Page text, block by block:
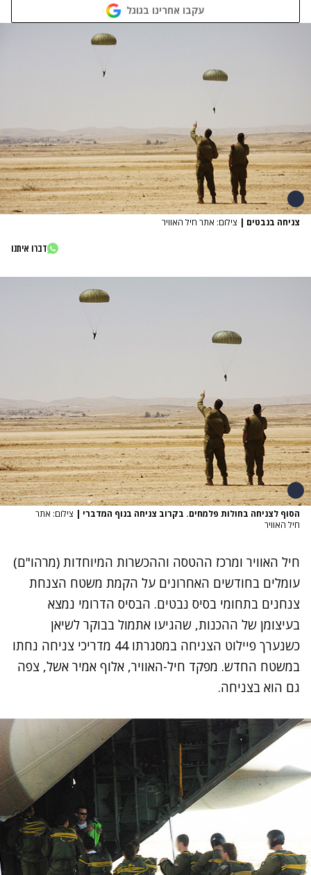
עקבו אחרינו בגוגל
צניחה בנבטים | צילום: אתר חיל האוויר
דברו איתנו
הסוף לצניחה בחולות פלמחים. בקרוב צניחה בנוף המדברי | צילום: אתר
חיל האוויר
חיל האוויר ומרכז ההטסה וההכשרות המיוחדות (מרהו"ם)
עומלים בחודשים האחרונים על הקמת משטח הצנחת
צנחנים בתחומי בסיס נבטים. הבסיס הדרומי נמצא
בעיצומן של ההכנות, שהגיעו אתמול בבוקר לשיאן
כשנערך פיילוט הצניחה במסגרתו 44 מדריכי צניחה נחתו
במשטח החדש. מפקד חיל-האוויר, אלוף אמיר אשל, צפה
גם הוא בצניחה.